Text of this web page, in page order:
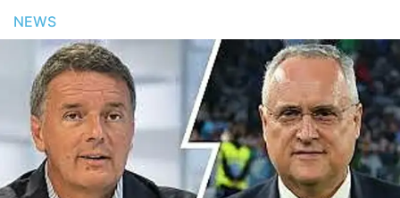
Editoriale
Pagelle
Settore Giovanile
Lazio Women
Calciomercato
NEWS